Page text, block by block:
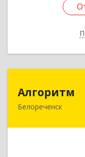
Алгоритм
Белореченск
352630,